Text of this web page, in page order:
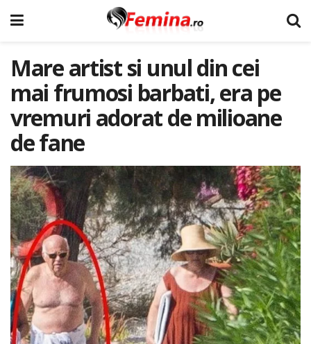
Mare artist si unul din cei
mai frumosi barbati, era pe
vremuri adorat de milioane
de fane